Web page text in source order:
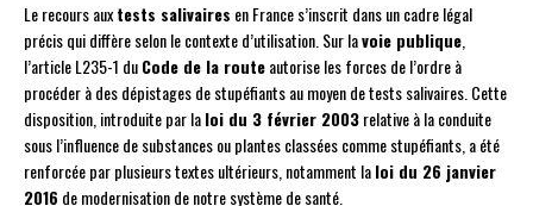
Le recours auxtests salivaires en France s’inscrit dans un cadre légal
précis qui diffère selon le contexte d’utilisation. Sur lavoie publique
l’article L235-1 duCode de la routeautorise les forces de l’ordre à
procéder à des dépistages de stupéfiants au moyen de tests salivaires. Cette
disposition, introduite par laloi du 3 février 2003relative à la conduite
sous l’influence de substances ou plantes classées comme stupéfiants, a été
renforcée par plusieurs textes ultérieurs, notamment laloi du 26 janvier
2016 de modernisation de notre système de santé.